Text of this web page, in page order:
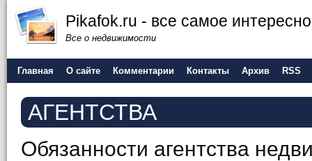
Pikafok.ru - все самое
Все о недвижимости
Главная О сайте Комментарии Контакты Архив RSS
АГЕНТСТВА
Обязанности агентства